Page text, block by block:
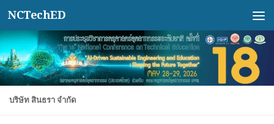
Skip to content
NCTechED
บริษัท สินธรา จำกัด